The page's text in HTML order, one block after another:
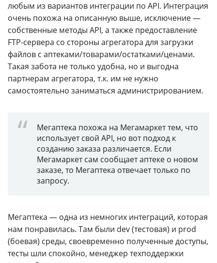
любым из вариантов интеграции по API. Интеграция
очень похожа на описанную выше, исключение —
собственные методы API, а также предоставление
FTP-сервера со стороны агрегатора для загрузки
файлов с аптеками/товарами/остатками/ценами.
Такая забота не только удобна, но и выгодна
партнерам агрегатора, т.к. им не нужно
самостоятельно заниматься администрированием.
Мегаптека похожа на Мегамаркет тем, что
использует свой API, но вот подход к
созданию заказа различается. Если
Мегамаркет сам сообщает аптеке о новом
заказе, то Мегаптека отвечает только по
запросу.
Мегаптека — одна из немногих интеграций, которая
нам понравилась. Там были dev (тестовая) и prod
(боевая) среды, своевременно полученные доступы,
тесты шли спокойно, менеджер техподдержки